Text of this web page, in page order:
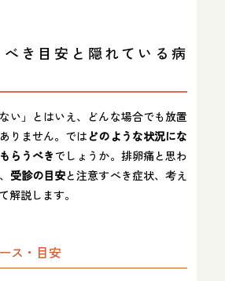
き目安と隠れている病
い」とはいえ、どんな場合でも放置
りません。では どのような状況にな
らうべきでしょうか。排卵痛と思わ
受診の目安と注意すべき症状、考え
解説します。
ス・目安